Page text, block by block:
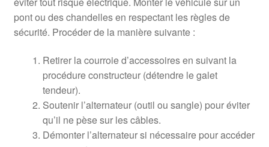
pont ou des chandelles en respectant les règles de
sécurité. Procéder de la manière suivante :
Retirer la courroie d’accessoires en suivant la
procédure constructeur (détendre le galet
tendeur).
Soutenir l’alternateur (outil ou sangle) pour éviter
qu’il ne pèse sur les câbles.
Démonter l’alternateur si nécessaire pour accéder